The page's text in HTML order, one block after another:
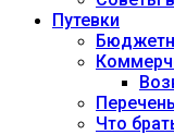
Путевки
Что